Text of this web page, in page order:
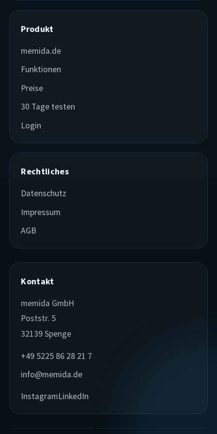
Produkt
memida.de
Funktionen
Preise
30 Tage testen
Login
Rechtliches
Datenschutz
Impressum
AGB
Kontakt
memida GmbH
Poststr. 5
32139 Spenge
+49 5225 86 28 21 7
info@memida.de
InstagramLinkedIn